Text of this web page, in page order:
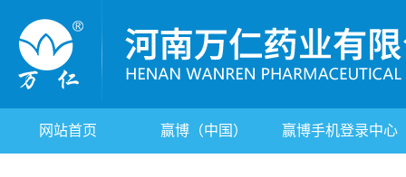
网站首页 赢博（中国） 赢博手机登录中心